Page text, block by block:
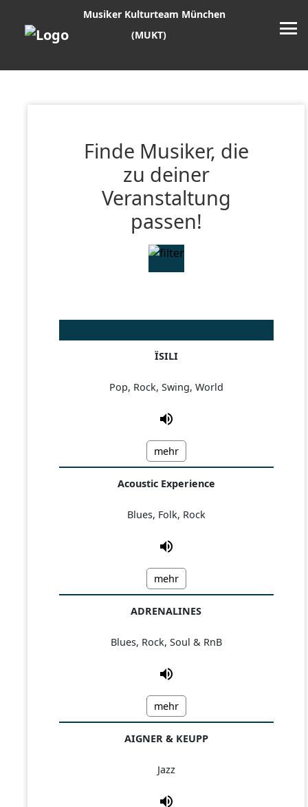
Musiker Kulturteam München
(MUKT)
Finde Musiker, die
zu deiner
Veranstaltung
passen!
ÏSILI
Pop, Rock, Swing, World
mehr
Acoustic Experience
Blues, Folk, Rock
mehr
ADRENALINES
Blues, Rock, Soul & RnB
mehr
AIGNER & KEUPP
Jazz